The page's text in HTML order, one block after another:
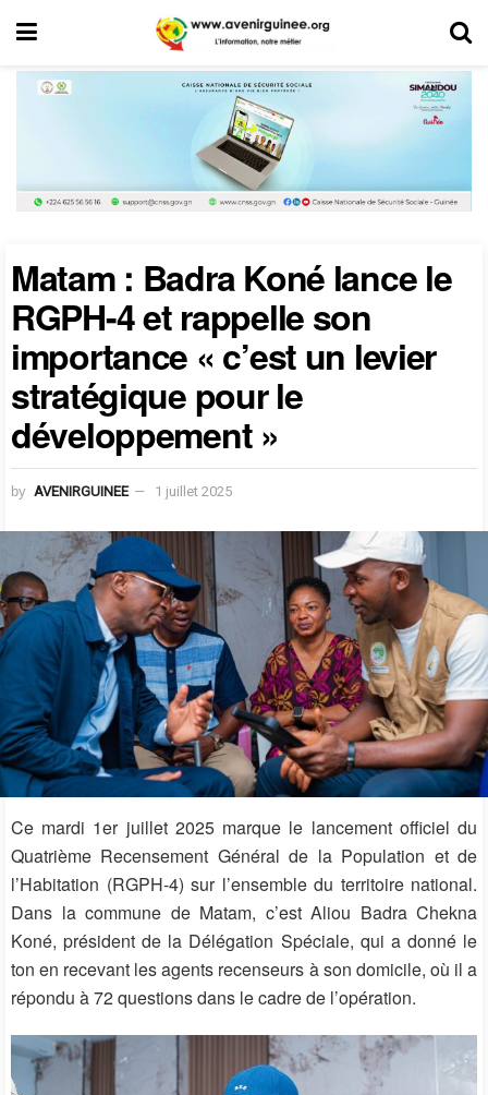
Matam : Badra Koné lance le
RGPH-4 et rappelle son
importance « c’est un levier
stratégique pour le
développement »
by AVENIRGUINEE 1 juillet 2025
Ce mardi 1er juillet 2025 marque le lancement officiel du
Quatrième Recensement Général de la Population et de
l’Habitation (RGPH-4) sur l’ensemble du territoire national.
Dans la commune de Matam, c’est Aliou Badra Chekna
Koné, président de la Délégation Spéciale, qui a donné le
ton en recevant les agents recenseurs à son domicile, où il a
répondu à 72 questions dans le cadre de l’opération.